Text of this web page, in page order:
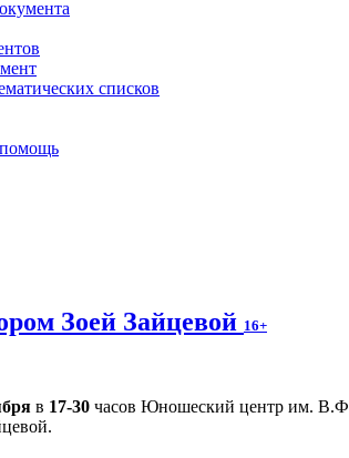
списков
помощь
Зоей Зайцевой 16+
в 17-30 часов Юношеский центр им. В.Ф.